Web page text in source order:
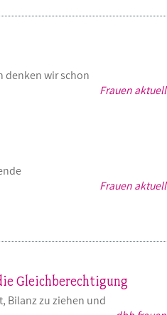
Frauen aktuell
denken wir schon
Frauen aktuell
Gleichberechtigung
Bilanz zu ziehen und